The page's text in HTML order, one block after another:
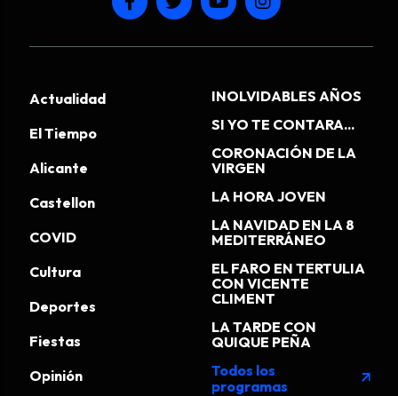
Actualidad
El Tiempo
Alicante
Castellon
COVID
Cultura
Deportes
Fiestas
Opinión
INOLVIDABLES AÑOS
SI YO TE CONTARA...
CORONACIÓN DE LA
VIRGEN
LA HORA JOVEN
LA NAVIDAD EN LA 8
MEDITERRÁNEO
EL FARO EN TERTULIA
CON VICENTE
CLIMENT
LA TARDE CON
QUIQUE PEÑA
Todos los
programas
arrow_outward